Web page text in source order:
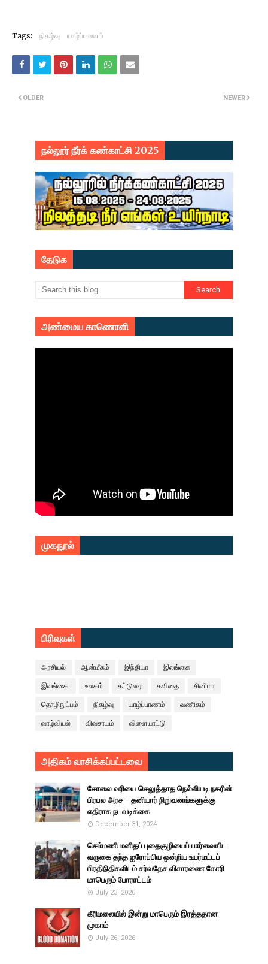
Tags: நிகழ்வு யாழ்ப்பாணம்
NEWER
OLDER
நல்லூர் நீர்க் கண்காட்சி 2025
தேடுக
அண்மைய காணொளி
முகநூல்
பிரிவுகள்
அரசியல் ஆன்மீகம் இந்தியா இலங்கை
இலங்கை. உலகம் கட்டுரை கவிதை சினிமா
தொழிநுட்பம் நிகழ்வு யாழ்ப்பாணம் வணிகம்
வாழ்வியல் விவசாயம் விளையாட்டு
அதிகம் வாசிக்கப்பட்டவை
சோலை வரியை செலுத்தாத நெல்லியடி நகரின்
பிரபல அரச - தனியார் நிறுவனங்களுக்கு
எதிராக நடவடிக்கை
December 31, 2024
செம்மணி மனிதப் புதைகுழியைப் பார்வையிட
வருகை தந்த ஐரோப்பிய ஒன்றிய உயர்மட்டப்
பிரதிநிதிகளிடம் சர்வதேச விசாரணை கோரி
மாபெரும் போராட்டம்
July 23, 2026
கீரிமலையில் இன்று மாபெரும் இரத்ததான
முகாம்
July 26, 2026